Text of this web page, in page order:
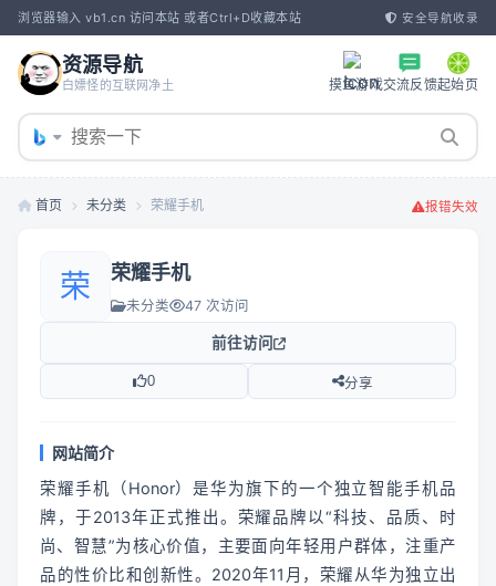
浏览器输入 vb1.cn 访问本站 或者Ctrl+D收藏本站 安全导航收录
资源导航
白嫖怪的互联网净土 摸鱼游戏交流反馈起始页
首页 未分类 荣耀手机 报错失效
荣 荣耀手机
未分类 47 次访问
前往访问
0 分享
网站简介
荣耀手机（Honor）是华为旗下的一个独立智能手机品
牌，于2013年正式推出。荣耀品牌以“科技、品质、时
尚、智慧”为核心价值，主要面向年轻用户群体，注重产
品的性价比和创新性。2020年11月，荣耀从华为独立出